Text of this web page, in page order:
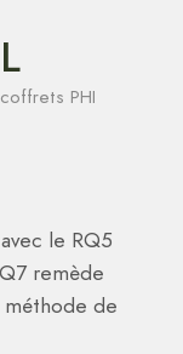
PHI
le RQ5
remède
méthode de